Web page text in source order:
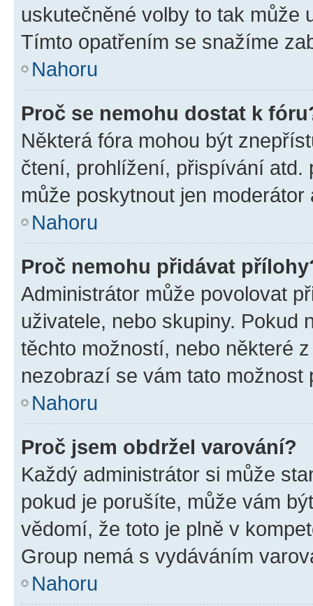
uskutečněné volby to tak může
Tímto opatřením se snažíme
Nahoru
Proč se nemohu dostat k
Některá fóra mohou být
čtení, prohlížení, přispívání atd.
může poskytnout jen
Nahoru
Proč nemohu přidávat
Administrátor může povolovat
uživatele, nebo skupiny. Pokud
těchto možností, nebo některé
nezobrazí se vám tato
Nahoru
Proč jsem obdržel varování?
Každý administrátor si může
pokud je porušíte, může vám
vědomí, že toto je plně v
Group nemá s vydáváním
Nahoru